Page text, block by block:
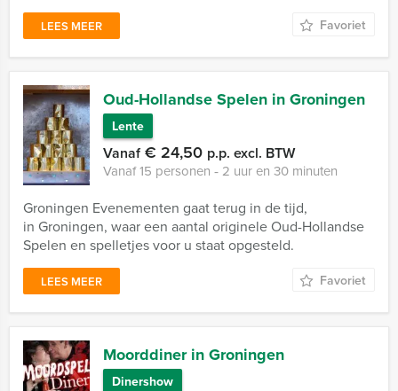
LEES MEER Favoriet
Oud-Hollandse Spelen in Groningen
Lente
Vanaf€ 24,50 p.p. excl. BTW
Vanaf 15 personen ‐ 2 uur en 30 minuten
Groningen Evenementen gaat terug in de tijd,
in Groningen, waar een aantal originele Oud-Hollandse
Spelen en spelletjes voor u staat opgesteld.
LEES MEER Favoriet
Moorddiner in Groningen
Dinershow